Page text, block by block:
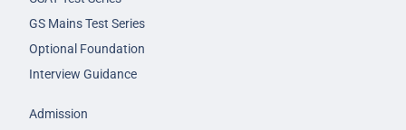
GS Mains Test Series
Optional Foundation
Interview Guidance
Admission